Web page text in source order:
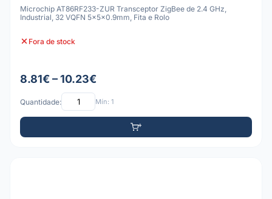
Microchip AT86RF233-ZUR Transceptor ZigBee de 2.4 GHz,
Industrial, 32 VQFN 5x5x0.9mm, Fita e Rolo
Fora de stock
8.81€ – 10.23€
Quantidade: Mín: 1